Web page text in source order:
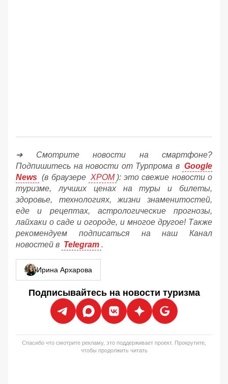
➔ Смотрите новости на смартфоне?
Подпишитесь на новости от Турпрома в Google
News (в браузере ХРОМ ): это свежие новости о
туризме, лучших ценах на туры и билеты,
здоровье, технологиях, жизни знаменитостей,
еде и рецептах, астрологические прогнозы,
лайхаки о саде и огороде, и многое другое! Также
рекомендуем подписаться на наш Канал
новостей в Telegram .
Ирина Архарова
Подписывайтесь на новости туризма
Спасибо что смотрите рекламу, это поддерживает проект. Прокрутите,
чтобы продолжить читать